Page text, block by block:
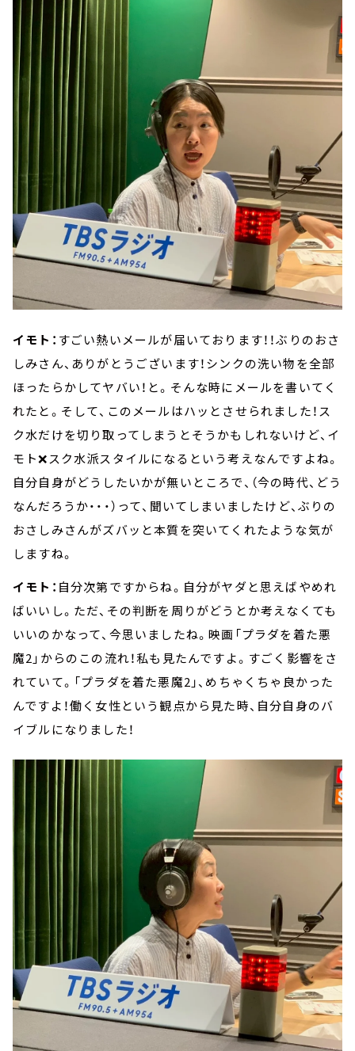
イモト： すごい熱いメールが届いております！！ぶりのおさ
しみさん、ありがとうございます！シンクの洗い物を全部
ほったらかしてヤバい！と。そんな時にメールを書いてく
れたと。そして、このメールはハッとさせられました！ス
ク水だけを切り取ってしまうとそうかもしれないけど、イ
モト❌スク水派スタイルになるという考えなんですよね。
自分自身がどうしたいかが無いところで、（今の時代、どう
なんだろうか・・・）って、聞いてしまいましたけど、ぶりの
おさしみさんがズバッと本質を突いてくれたような気が
しますね。
イモト： 自分次第ですからね。自分がヤダと思えばやめれ
ばいいし。ただ、その判断を周りがどうとか考えなくても
いいのかなって、今思いましたね。映画「プラダを着た悪
魔2」からのこの流れ！私も見たんですよ。すごく影響をさ
れていて。「プラダを着た悪魔2」、めちゃくちゃ良かった
んですよ！働く女性という観点から見た時、自分自身のバ
イブルになりました！